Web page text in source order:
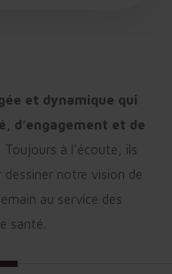
et dynamique qui
d’engagement et de
Toujours à l’écoute, ils
notre vision de
au service des
santé.